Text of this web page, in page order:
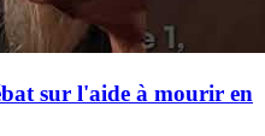
sur l'aide à mourir en